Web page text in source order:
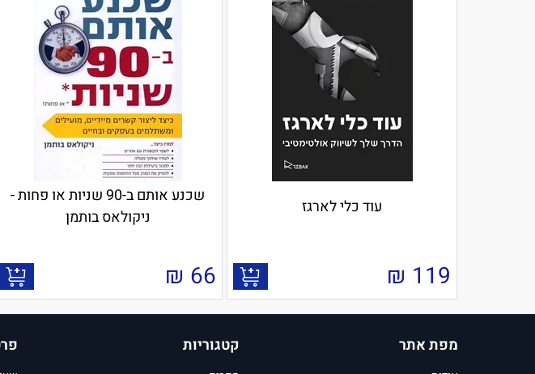
עוד כלי לארגז
119
₪
שכנע אותם ב-90 שניות או פחות -
ניקולאס בותמן
66
₪
מפת אתר קטגוריות